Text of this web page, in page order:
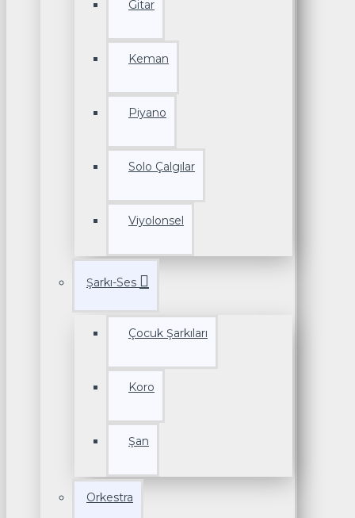
Gitar
Keman
Piyano
Solo Çalgılar
Viyolonsel
Şarkı-Ses
Çocuk Şarkıları
Koro
Şan
Orkestra